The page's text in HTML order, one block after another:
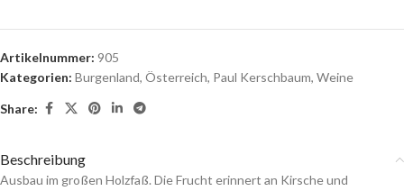
Artikelnummer: 905
Kategorien: Burgenland, Österreich, Paul Kerschbaum, Weine
Share:
Beschreibung
Ausbau im großen Holzfaß. Die Frucht erinnert an Kirsche und